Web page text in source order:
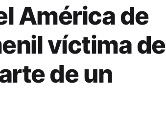
América de
víctima de
de un